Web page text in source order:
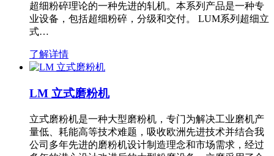
超细粉碎理论的一种先进的轧机。本系列产品是一种专
业设备，包括超细粉碎，分级和交付。 LUM系列超细立
式…
了解详情
LM 立式磨粉机
立式磨粉机是一种大型磨粉机，专门为解决工业磨机产
量低、耗能高等技术难题，吸收欧洲先进技术并结合我
公司多年先进的磨粉机设计制造理念和市场需求，经过